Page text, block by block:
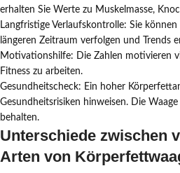
erhalten Sie Werte zu Muskelmasse,
Langfristige Verlaufskontrolle: Sie
längeren Zeitraum verfolgen und Trends
Motivationshilfe: Die Zahlen motivieren
Fitness zu arbeiten.
Gesundheitscheck: Ein hoher
Gesundheitsrisiken hinweisen. Die
behalten.
Unterschiede zwischen
Arten von